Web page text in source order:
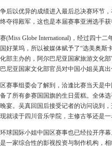
以优异的成绩进入最后总决赛环节，
夺得殿军，这也是本届赛事亚洲选手
Globe International)，经过四十二
好莱坞，所以被媒体赋予了“选美奥斯
部主办的，阿尔巴尼亚国家旅游文化
尼亚国家文化部官员对中国小姐吴真
事组委会了解到，洽逢比赛当天是
了所有参赛国国旗的生日蛋糕。全体
宴。吴真回国后接受记者的访问说到
就读于四川音乐学院，主修古筝还是
国际小姐中国区赛事也已经拉开序
一家综合性的影视投资与制作机构，